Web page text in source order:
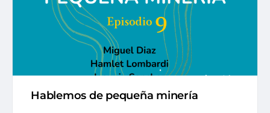
Hablemos de pequeña minería